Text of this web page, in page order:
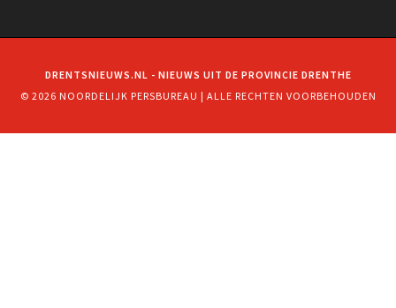
DRENTSNIEUWS.NL - NIEUWS UIT DE PROVINCIE DRENTHE
© 2026 NOORDELIJK PERSBUREAU | ALLE RECHTEN VOORBEHOUDEN